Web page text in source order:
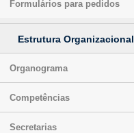
Formulários para pedidos
Estrutura Organizacional
Organograma
Competências
Secretarias